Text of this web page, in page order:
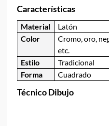
Características
Material
Latón
Color
Cromo, oro,
etc.
Estilo
Tradicional
Forma
Cuadrado
TécnicoDibujo